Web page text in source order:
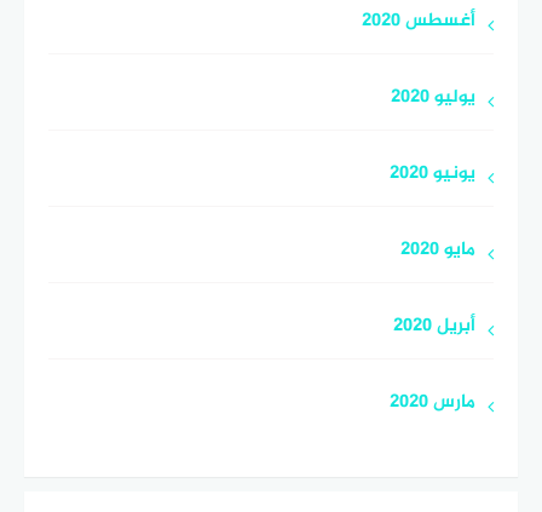
أغسطس 2020
يوليو 2020
يونيو 2020
مايو 2020
أبريل 2020
مارس 2020